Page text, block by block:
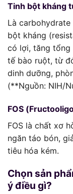
Tinh bột kháng
Là
bột kháng
có lợi, tăng tổng
tế bào ruột, từ
dinh dưỡng,
(**Nguồn: NIH/
FOS
FOS là chất xơ
ngăn táo bón,
tiêu hóa kém.
Chọn sản
ý điều gì?